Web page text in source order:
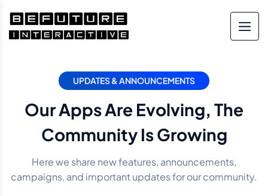
UPDATES & ANNOUNCEMENTS
Our Apps Are Evolving, The
Community Is Growing
Here we share new features, announcements,
campaigns, and important updates for our community.